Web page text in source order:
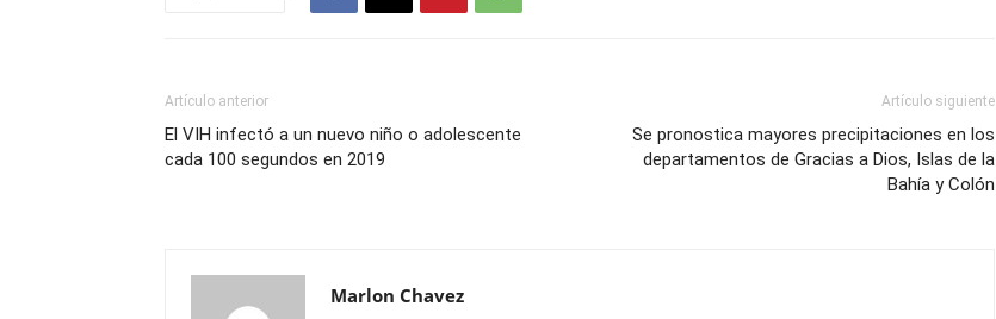
Artículo anterior
El VIH infectó a un nuevo niño o adolescente
cada 100 segundos en 2019
Artículo siguiente
Se pronostica mayores precipitaciones en los
departamentos de Gracias a Dios, Islas de la
Bahía y Colón
Marlon Chavez